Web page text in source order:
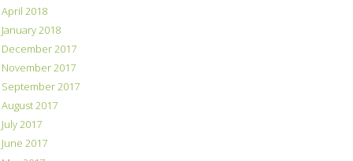
April 2018
January 2018
December 2017
November 2017
September 2017
August 2017
July 2017
June 2017